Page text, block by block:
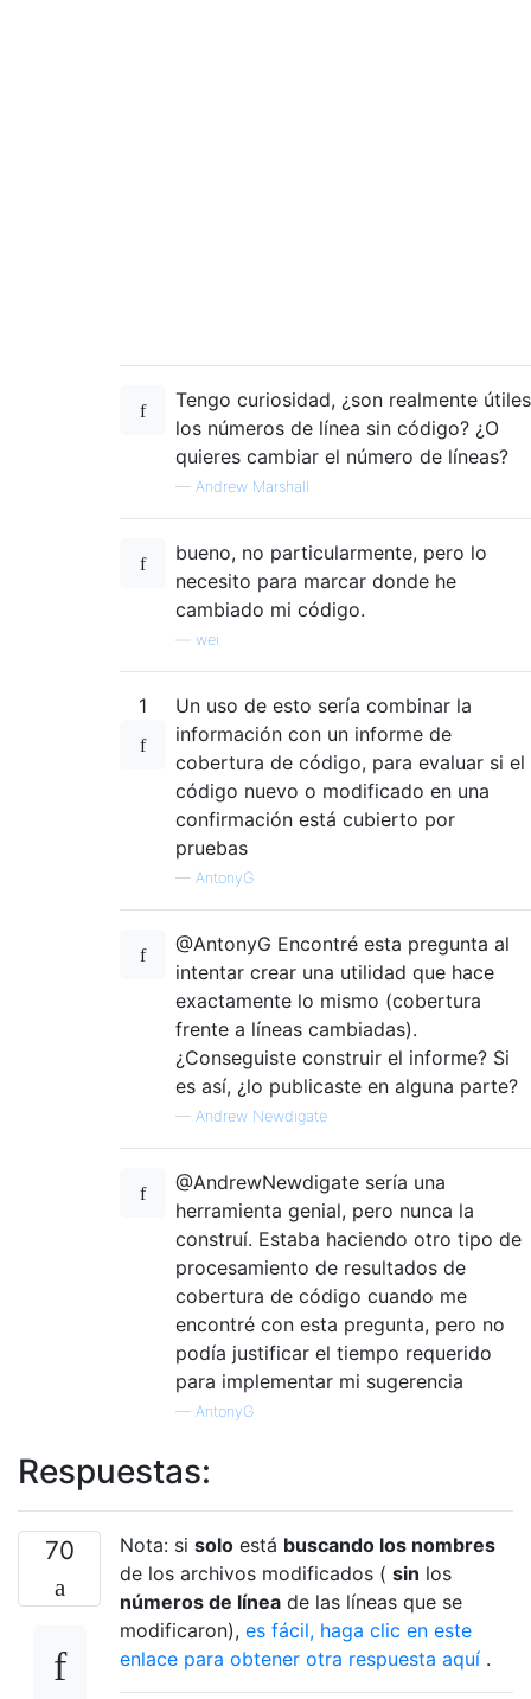
Tengo curiosidad, ¿son realmente útiles
los números de línea sin código? ¿O
quieres cambiar el número de líneas?
— Andrew Marshall
bueno, no particularmente, pero lo
necesito para marcar donde he
cambiado mi código.
wei
1
Un uso de esto sería combinar la
información con un informe de
cobertura de código, para evaluar si el
código nuevo o modificado en una
confirmación está cubierto por
pruebas
— AntonyG
@AntonyG Encontré esta pregunta al
intentar crear una utilidad que hace
exactamente lo mismo (cobertura
frente a líneas cambiadas).
¿Conseguiste construir el informe? Si
es así, ¿lo publicaste en alguna parte?
— Andrew Newdigate
@AndrewNewdigate sería una
herramienta genial, pero nunca la
construí. Estaba haciendo otro tipo de
procesamiento de resultados de
cobertura de código cuando me
encontré con esta pregunta, pero no
podía justificar el tiempo requerido
para implementar mi sugerencia
— AntonyG
Respuestas:
70 Nota: si solo está buscando los nombres
de los archivos modificados ( sin los
números de línea de las líneas que se
modificaron), es fácil, haga clic en este
enlace para obtener otra respuesta aquí .